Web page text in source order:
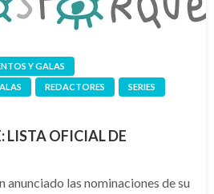
Y GALAS
REDACTORES SERIES
LISTA OFICIAL DE
anunciado las nominaciones de su